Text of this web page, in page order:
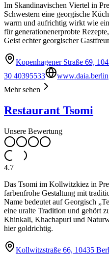
Im Skandinavischen Viertel in
Schwestern eine georgische
warm und aufrichtig wirkt wie
für generationenerprobte
Geist echter georgischer
Kopenhagener Straße 69,
30 40395533
www.daia.berlin
Mehr sehen
Restaurant Tsomi
Unsere Bewertung
4.7
Das Tsomi im Kollwitzkiez in
farbenfrohe Gestaltung mit
Name bedeutet auf Georgisch
eine uralte Tradition und gehört
Khinkali, Khachapuri und
hier goldrichtig.
Kollwitzstraße 66, 10435